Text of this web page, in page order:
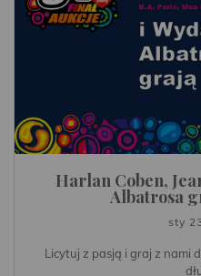
Harlan Coben,
Albatrosa
sty
Licytuj z pasją i graj z nami